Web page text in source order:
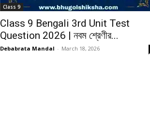
Class 9
Class 9 Bengali 3rd Unit Test
Question 2026 | নবম শ্রেণীর...
Debabrata Mandal - March 18, 2026